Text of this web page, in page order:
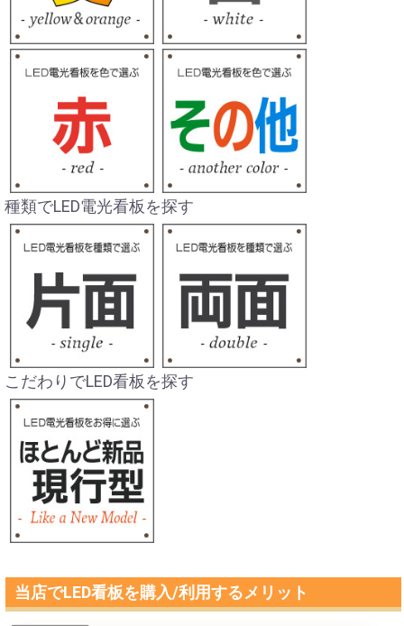
種類でLED電光看板を探す
こだわりでLED看板を探す
当店でLED看板を購入/利用するメリット